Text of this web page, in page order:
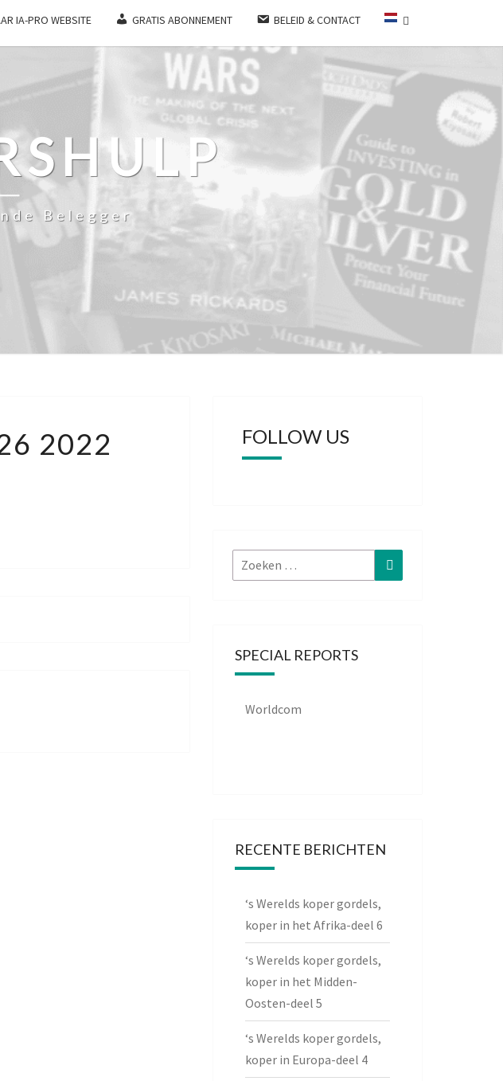
IA-PRO WEBSITE GRATIS ABONNEMENT BELEID & CONTACT
Belegger
2022 FOLLOW US
Zoeken
naar:
Zoeken
SPECIAL REPORTS
Worldcom
RECENTE BERICHTEN
‘s Werelds koper gordels,
koper in het Afrika-deel 6
‘s Werelds koper gordels,
koper in het Midden-
Oosten-deel 5
‘s Werelds koper gordels,
koper in Europa-deel 4